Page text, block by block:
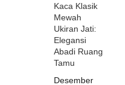
Kaca Klasik
Mewah
Ukiran Jati:
Elegansi
Abadi Ruang
Tamu
Desember